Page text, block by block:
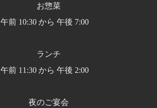
お惣菜
午前 10:30 から 午後 7:00
ランチ
午前 11:30 から 午後 2:00
夜のご宴会